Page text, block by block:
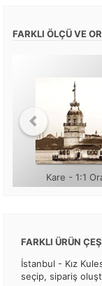
FARKLI ÖLÇÜ VE
Kare - 1:1
FARKLI ÜRÜN
İstanbul - Kız
seçip, sipariş